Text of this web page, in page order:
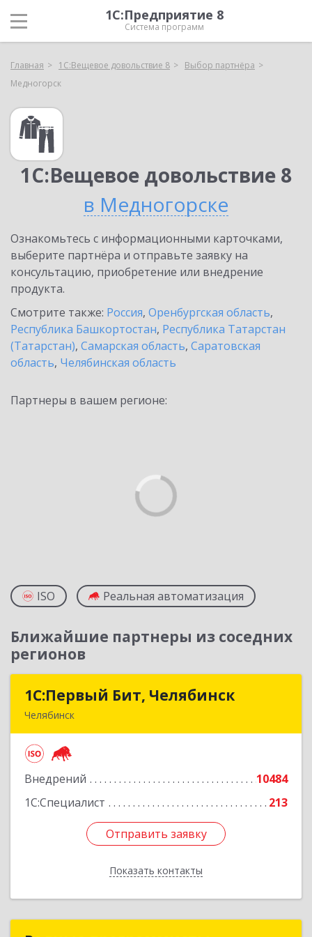
1С:Предприятие 8
Система программ
Главная 1С:Вещевое довольствие 8
Выбор партнёра
Медногорск
1С:Вещевое довольствие 8
в Медногорске
Ознакомьтесь с информационными карточками,
выберите партнёра и отправьте заявку на
консультацию, приобретение или внедрение
продукта.
Смотрите также: Россия, Оренбургская область,
Республика Башкортостан, Республика Татарстан
(Татарстан), Самарская область, Саратовская
область, Челябинская область
Партнеры в вашем регионе:
ISO Реальная автоматизация
Ближайшие партнеры из соседних
регионов
1С:Первый Бит, Челябинск
Челябинск
Внедрений
10484
1С:Специалист
213
Отправить заявку
Показать контакты
1С:Первый Бит, Челябинск
Подробнее
Отправить заявку
Назад